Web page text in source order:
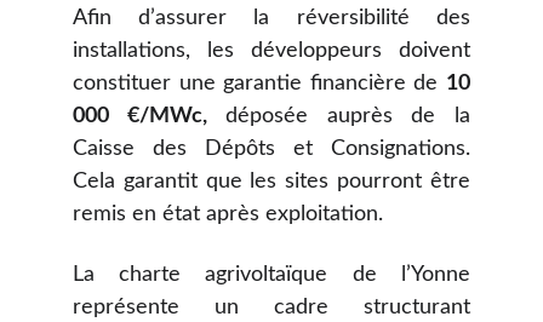
Afin d’assurer la réversibilité des
installations, les développeurs doivent
constituer une garantie financière de 10
000 €/MWc,déposée auprès de la
Caisse des Dépôts et Consignations.
Cela garantit que les sites pourront être
remis en état après exploitation.
La charte agrivoltaïque de l’Yonne
représente un cadre structurant